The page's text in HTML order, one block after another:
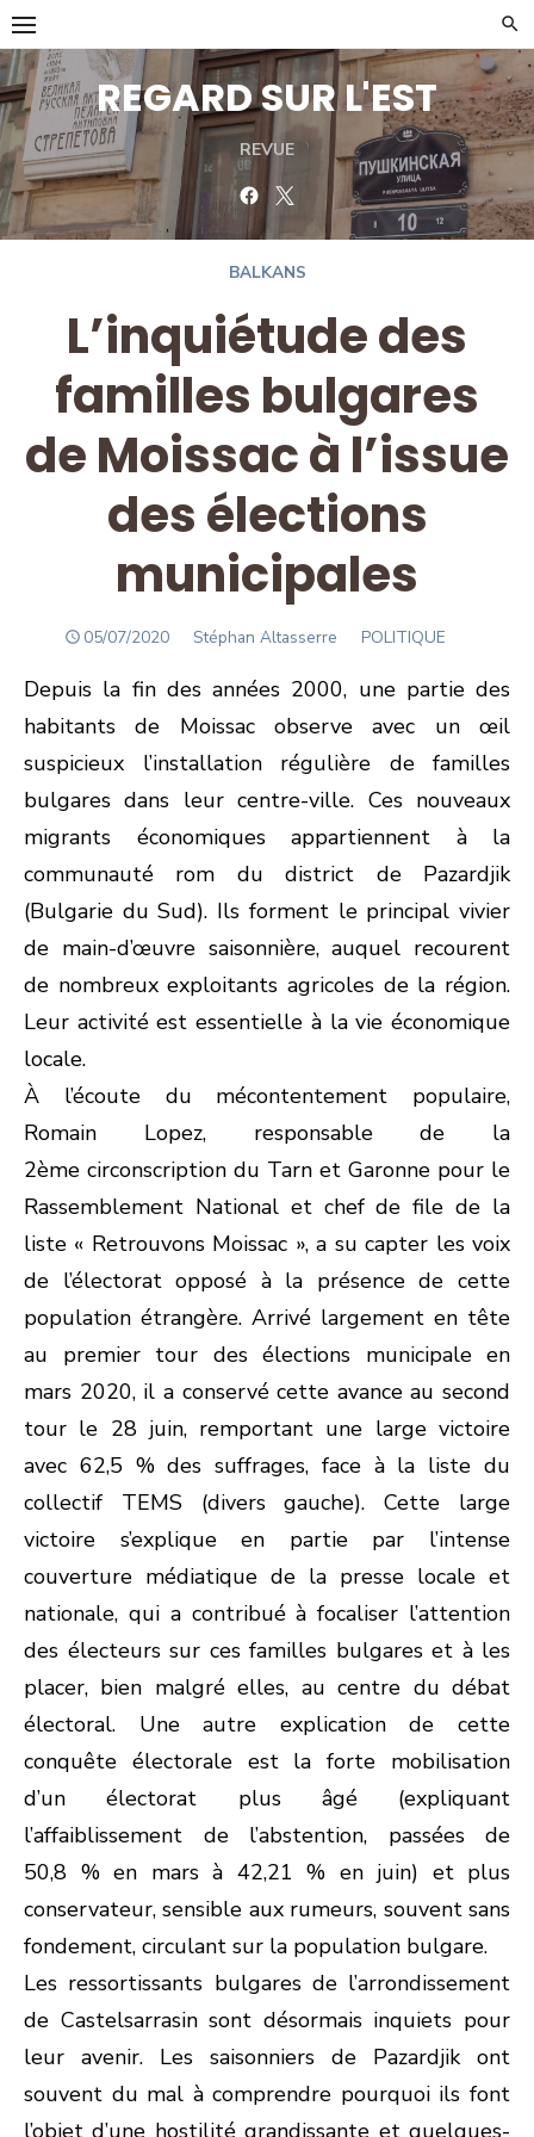
Skip
to
content
REGARD SUR L'EST
REVUE
FacebookTwitter
BALKANS
L’inquiétude des
familles bulgares
de Moissac à l’issue
des élections
municipales
POSTED
05/07/2020 Author
Stéphan Altasserre POLITIQUE
Depuis la fin des années 2000, une partie des
habitants de Moissac observe avec un œil
suspicieux l’installation régulière de familles
bulgares dans leur centre-ville. Ces nouveaux
migrants économiques appartiennent à la
communauté rom du district de Pazardjik
(Bulgarie du Sud). Ils forment le principal vivier
de main-d’œuvre saisonnière, auquel recourent
de nombreux exploitants agricoles de la région.
Leur activité est essentielle à la vie économique
locale.
À l’écoute du mécontentement populaire,
Romain Lopez, responsable de la
2ème circonscription du Tarn et Garonne pour le
Rassemblement National et chef de file de la
liste « Retrouvons Moissac », a su capter les voix
de l’électorat opposé à la présence de cette
population étrangère. Arrivé largement en tête
au premier tour des élections municipale en
mars 2020, il a conservé cette avance au second
tour le 28 juin, remportant une large victoire
avec 62,5 % des suffrages, face à la liste du
collectif TEMS (divers gauche). Cette large
victoire s’explique en partie par l’intense
couverture médiatique de la presse locale et
nationale, qui a contribué à focaliser l’attention
des électeurs sur ces familles bulgares et à les
placer, bien malgré elles, au centre du débat
électoral. Une autre explication de cette
conquête électorale est la forte mobilisation
d’un électorat plus âgé (expliquant
l’affaiblissement de l’abstention, passées de
50,8 % en mars à 42,21 % en juin) et plus
conservateur, sensible aux rumeurs, souvent sans
fondement, circulant sur la population bulgare.
Les ressortissants bulgares de l’arrondissement
de Castelsarrasin sont désormais inquiets pour
leur avenir. Les saisonniers de Pazardjik ont
souvent du mal à comprendre pourquoi ils font
l’objet d’une hostilité grandissante et quelques-